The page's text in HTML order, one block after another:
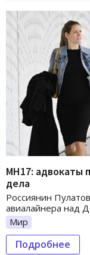
МН17: адвокаты
дела
Россиянин
авиалайнера над
Мир
Подробнее